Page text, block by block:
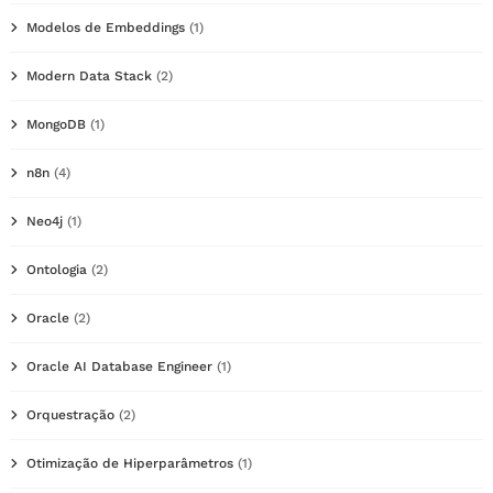
Modelos de Embeddings (1)
Modern Data Stack (2)
MongoDB (1)
n8n (4)
Neo4j (1)
Ontologia (2)
Oracle (2)
Oracle AI Database Engineer (1)
Orquestração (2)
Otimização de Hiperparâmetros (1)